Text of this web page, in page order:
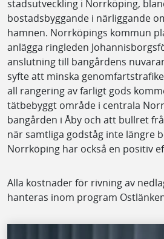
stadsutveckling i Norrköping,
bostadsbyggande i närliggande
hamnen. Norrköpings kommun
anlägga ringleden
anslutning till bangårdens
syfte att minska
all rangering av farligt gods
tätbebyggt område i centrala
bangården i Åby och att bullret
när samtliga godståg inte längre
Norrköping har också en positiv
Alla kostnader för rivning av
hanteras inom program